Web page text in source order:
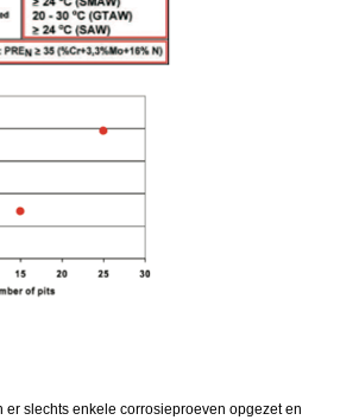
er slechts enkele corrosieproeven opgezet en